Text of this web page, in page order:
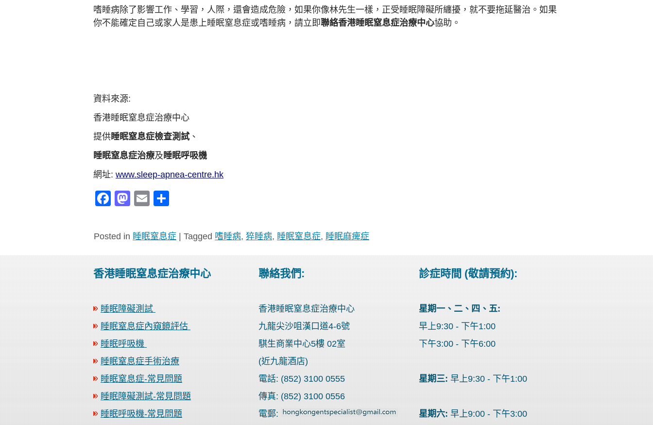
嗜睡病除了影響工作、學習，人際，還會造成危險，如果你像林先生一樣，正受睡眠障礙所纏擾，就不要拖延醫治。如果
你不能確定自己或家人是患上睡眠窒息症或嗜睡病，請立即聯絡香港睡眠窒息症治療中心協助。
資料來源:
香港睡眠窒息症治療中心
提供睡眠窒息症檢查測試 、
睡眠窒息症治療及 睡眠呼吸機
網址: www.sleep-apnea-centre.hk
Facebook
Mastodon
Email
Posted in 睡眠窒息症 Tagged 嗜睡病, 猝睡病, 睡眠窒息症, 睡眠麻痺症
香港睡眠窒息症治療中心
睡眠障礙測試
睡眠窒息症內窺鏡評估
睡眠呼吸機
睡眠窒息症手術治療
睡眠窒息症-常見問題
睡眠障礙測試-常見問題
睡眠呼吸機-常見問題
聯絡我們:
香港睡眠窒息症治療中心
九龍尖沙咀漢口道4-6號
騏生商業中心5樓 02室
(近九龍酒店)
電話: (852) 3100 0555
傳真: (852) 3100 0556
電郵:
診症時間 (敬請預約):
星期一、二、四、五:
早上9:30 - 下午1:00
下午3:00 - 下午6:00
星期三: 早上9:30 - 下午1:00
星期六: 早上9:00 - 下午3:00